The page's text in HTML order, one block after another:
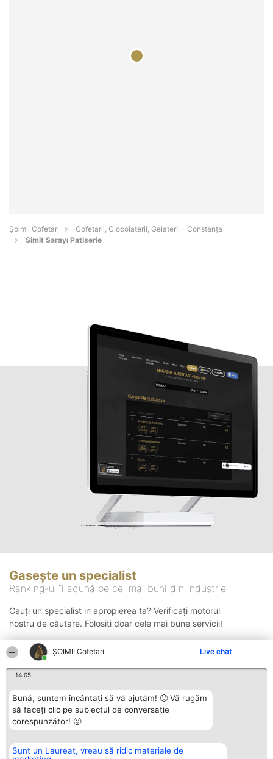
ȘOIMII Cofetari Live chat
14:05
Bună, suntem încântați să vă ajutăm! 🙂 Vă rugăm
să faceți clic pe subiectul de conversație
corespunzător! 🙂
Sunt un Laureat, vreau să ridic materiale de
Șoimii Cofetari
Cofetării, Ciocolaterii, Gelaterii - Constanţa
Simit Sarayı Patiserie
Gasește un specialist
Ranking-ul îi adună pe cei mai buni din industrie
Cauți un specialist in apropierea ta? Verificați motorul
nostru de căutare. Folosiți doar cele mai bune servicii!
Organizator Ranking Plebiscyt Contact